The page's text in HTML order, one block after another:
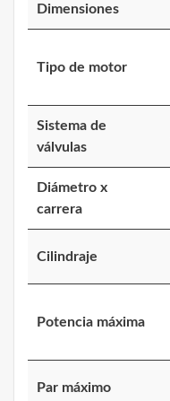
Dimensiones
Tipo de motor
Sistema de
válvulas
Diámetro x
carrera
Cilindraje
Potencia máxima
Par máximo